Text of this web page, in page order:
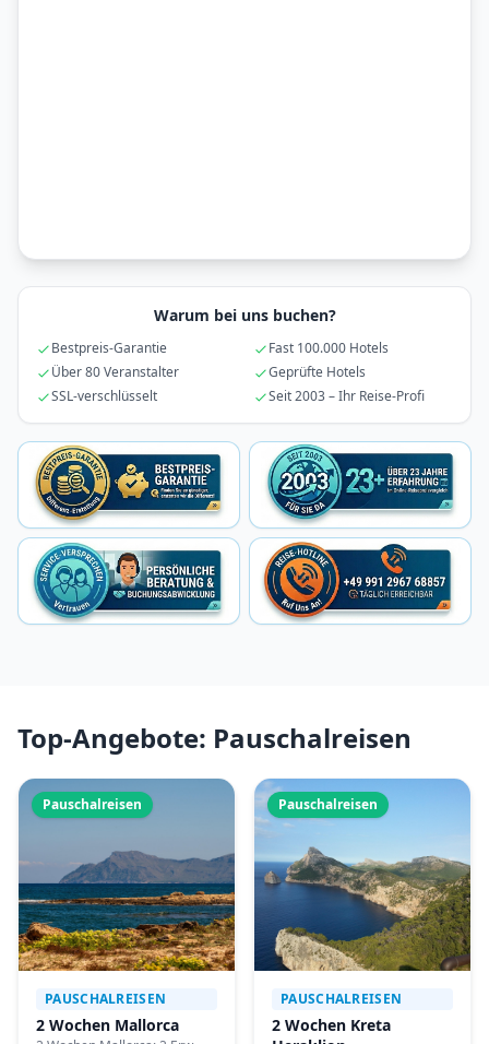
Warum bei uns buchen?
Bestpreis-Garantie
Fast 100.000 Hotels
Über 80 Veranstalter
Geprüfte Hotels
SSL-verschlüsselt
Seit 2003 – Ihr Reise-Profi
Top-Angebote: Pauschalreisen
Pauschalreisen
PAUSCHALREISEN
2 Wochen Mallorca
Pauschalreisen
PAUSCHALREISEN
2 Wochen Kreta